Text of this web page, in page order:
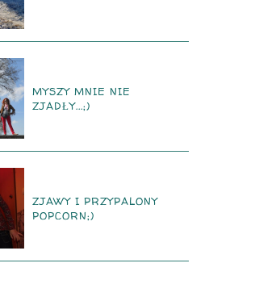
MYSZY MNIE NIE
ZJADŁY...;)
ZJAWY I PRZYPALONY
POPCORN;)